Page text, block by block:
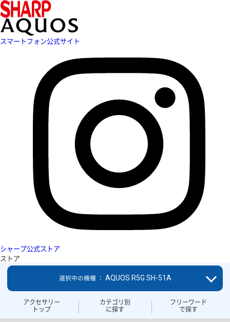
スマートフォン公式サイト
シャープ公式ストア
ストア
アクセサリー
トップ
カテゴリ別
に探す
フリーワード
で探す
選択中の機種 ： AQUOS R5G SH-51A